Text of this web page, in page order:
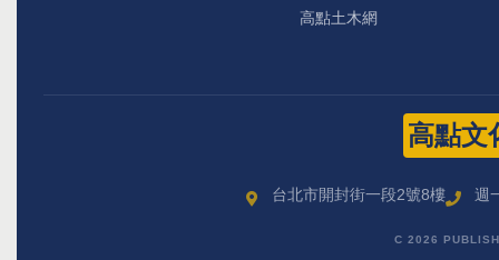
高點土木網
高點文
台北市開封街一段2號8樓 週
C 2026